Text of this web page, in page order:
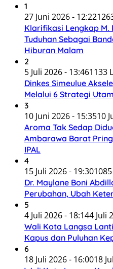
1
27 Juni 2026 - 12:22
Klarifikasi Lengkap M.
Tuduhan Sebagai
Hiburan Malam
2
5 Juli 2026 - 13:461133
Dinkes Simeulue
Melalui 6 Strategi
3
10 Juni 2026 - 15:3510
Aroma Tak Sedap
Ambarawa Barat
IPAL
4
15 Juli 2026 - 19:30
Dr. Maylane Boni
Perubahan, Ubah
5
4 Juli 2026 - 18:144 Juli
Wali Kota Langsa
Kapus dan Puluhan
6
18 Juli 2026 - 16:0018